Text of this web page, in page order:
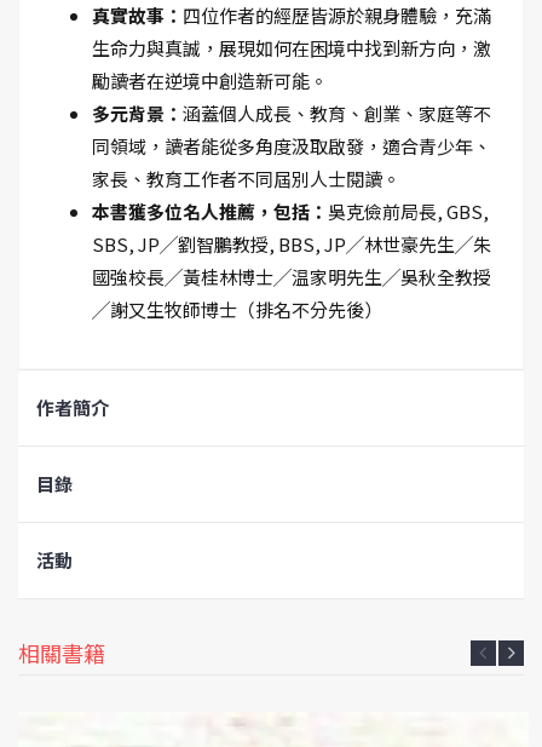
真實故事： 四位作者的經歷皆源於親身體驗，充滿
生命力與真誠，展現如何在困境中找到新方向，激
勵讀者在逆境中創造新可能。
多元背景： 涵蓋個人成長、教育、創業、家庭等不
同領域，讀者能從多角度汲取啟發，適合青少年、
家長、教育工作者不同屆別人士閱讀。
本書獲多位名人推薦，包括： 吳克儉前局長, GBS,
SBS, JP╱劉智鵬教授, BBS, JP╱林世豪先生╱朱
國強校長╱黃桂林博士╱温家明先生╱吳秋全教授
╱謝又生牧師博士（排名不分先後）
作者簡介
目錄
活動
相關書籍